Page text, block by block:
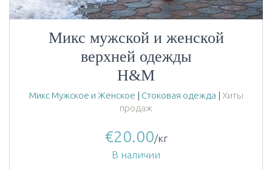
Микс мужской и женской
верхней одежды
H&M
Микс Мужское и Женское | Стоковая одежда | Хиты
продаж
€20.00/кг
В наличии